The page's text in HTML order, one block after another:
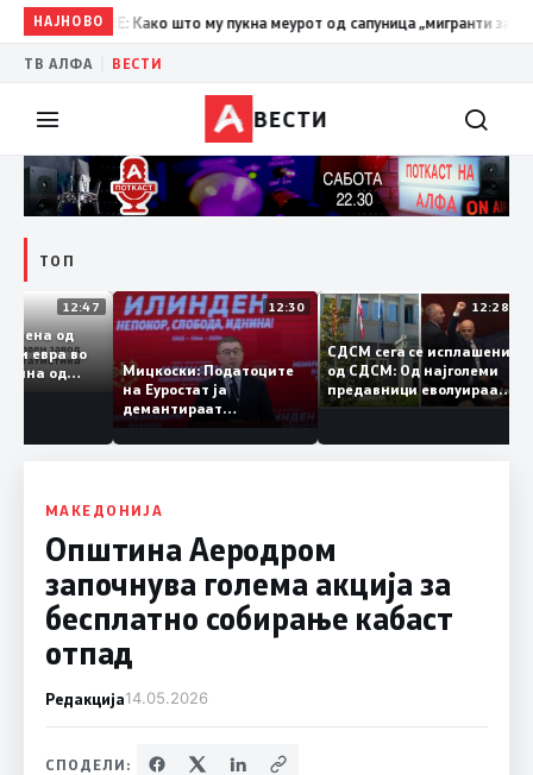
НАЈНОВО
ДПМНЕ: Како што му пукна меурот од сапуница „мигранти за пари“,
ТВ АЛФА ВЕСТИ
ВЕСТИ
ТОП
12:47
размена од
евра во
од
– Македонија
12:30
Мицкоски: Податоците
на Еуростат ја
демантираат
опозицијата
12:28
СДСМ сега се исплашени
од СДСМ: Од најголеми
предавници еволуираа
во најголеми патриоти
МАКЕДОНИЈА
Општина Аеродром
започнува голема акција за
бесплатно собирање кабаст
отпад
Редакција14.05.2026
СПОДЕЛИ: